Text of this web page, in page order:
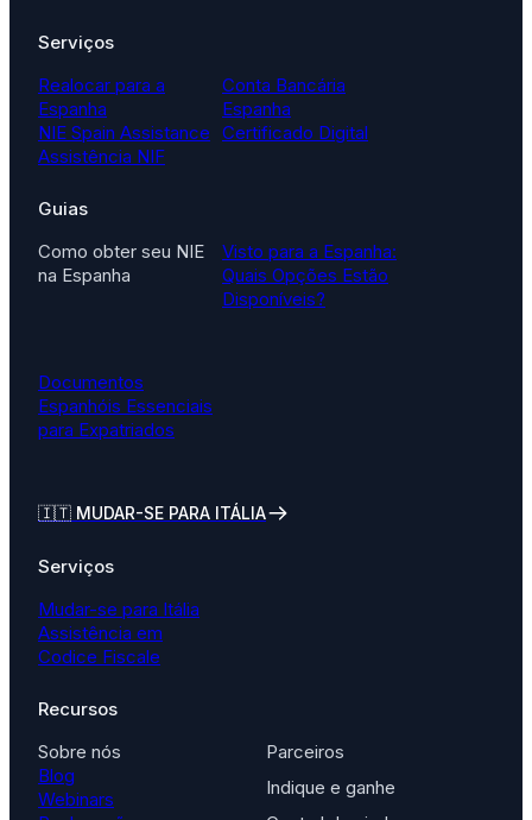
Serviços
Realocar para a
Espanha
NIE Spain Assistance
Assistência NIF
Conta Bancária
Espanha
Certificado Digital
Guias
Como obter seu NIE
na Espanha
Visto para a Espanha:
Quais Opções Estão
Disponíveis?
Documentos
Espanhóis Essenciais
para Expatriados
🇮🇹 MUDAR-SE PARA ITÁLIA
Serviços
Mudar-se para Itália
Assistência em
Codice Fiscale
Recursos
Sobre nós
Blog
Webinars
Parceiros
Indique e ganhe